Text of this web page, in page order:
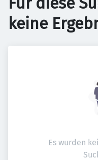
keine
Es wurden